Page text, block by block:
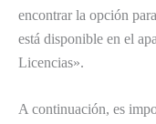
encontrar la opción
está disponible en el
Licencias».
A continuación, es